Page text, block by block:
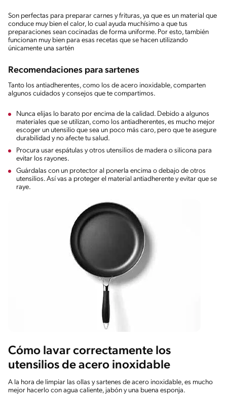
Son perfectas para preparar carnes y frituras, ya que es un material que
conduce muy bien el calor, lo cual ayuda muchísimo a que tus
preparaciones sean cocinadas de forma uniforme. Por esto, también
funcionan muy bien para esas recetas que se hacen utilizando
únicamente una sartén
Recomendaciones para sartenes
Tanto los antiadherentes, como los de acero inoxidable, comparten
algunos cuidados y consejos que te compartimos.
Nunca elijas lo barato por encima de la calidad. Debido a algunos
materiales que se utilizan, como los antiadherentes, es mucho mejor
escoger un utensilio que sea un poco más caro, pero que te asegure
durabilidad y no afecte tu salud.
Procura usar espátulas y otros utensilios de madera o silicona para
evitar los rayones.
Guárdalas con un protector al ponerla encima o debajo de otros
utensilios. Así vas a proteger el material antiadherente y evitar que se
raye.
Cómo lavar correctamente los
utensilios de acero inoxidable
A la hora de limpiar las ollas y sartenes de acero inoxidable, es mucho
mejor hacerlo con agua caliente, jabón y una buena esponja.